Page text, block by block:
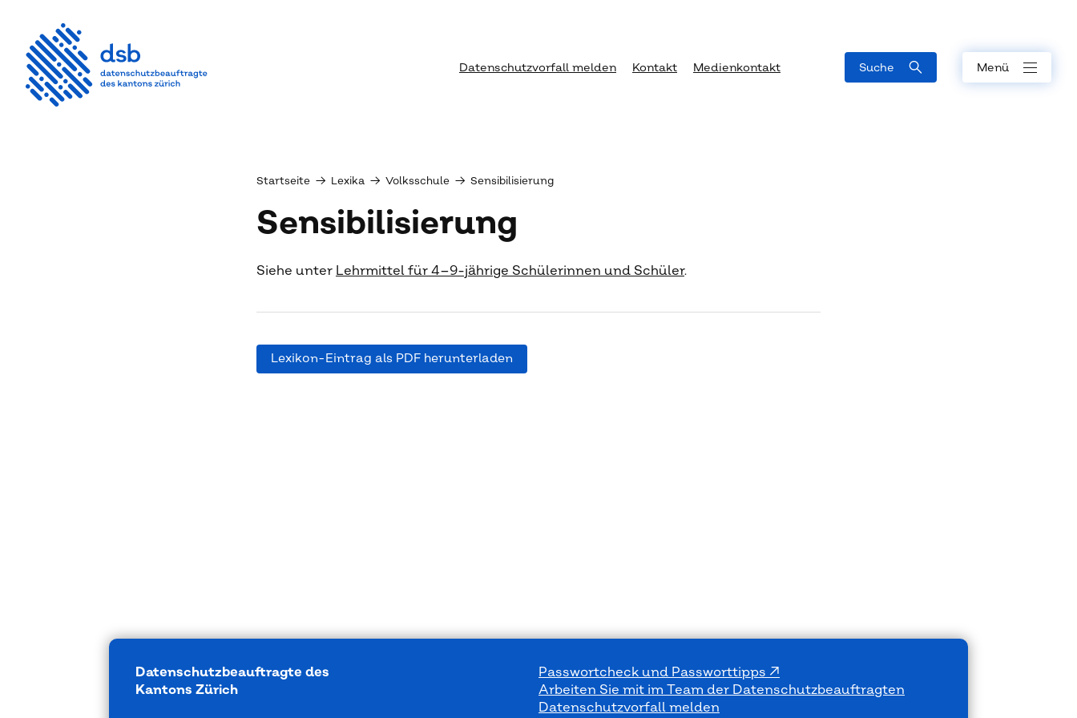
Datenschutzvorfall melden Kontakt Medienkontakt Suche Menü
Startseite → Lexika → Volksschule → Sensibilisierung
Sensibilisierung
Siehe unter Lehrmittel für 4–9-jährige Schülerinnen und Schüler.
Lexikon-Eintrag als PDF herunterladen
Datenschutzbeauftragte des
Kantons Zürich
Passwortcheck und Passworttipps
Arbeiten Sie mit im Team der Datenschutzbeauftragten
Datenschutzvorfall melden